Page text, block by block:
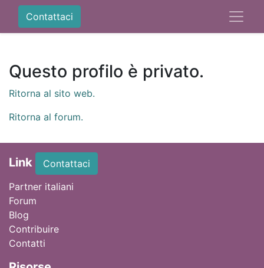
Contattaci
Questo profilo è privato.
Ritorna al sito web.
Ritorna al forum.
Link
Contattaci
Partner italiani
Forum
Blog
Contribuire
Contatti